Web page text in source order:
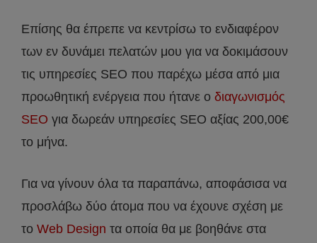
Επίσης θα έπρεπε να κεντρίσω το ενδιαφέρον
των εν δυνάμει πελατών μου για να δοκιμάσουν
τις υπηρεσίες SEO που παρέχω μέσα από μια
προωθητική ενέργεια που ήτανε ο διαγωνισμός
SEO για δωρεάν υπηρεσίες SEO αξίας 200,00€
το μήνα.
Για να γίνουν όλα τα παραπάνω, αποφάσισα να
προσλάβω δύο άτομα που να έχουνε σχέση με
το Web Design τα οποία θα με βοηθάνε στα